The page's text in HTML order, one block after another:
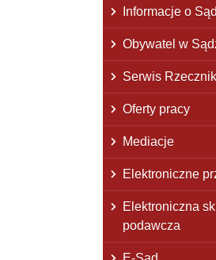
Informacje o
Obywatel w
Serwis
Oferty pracy
Mediacje
Elektroniczne
Elektroniczna
podawcza